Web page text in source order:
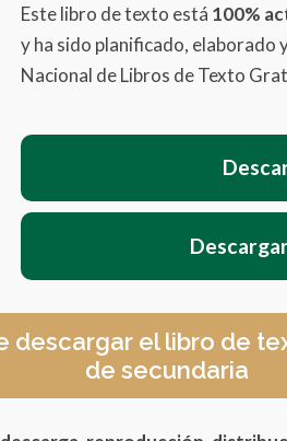
Este libro de texto está 100%
y ha sido planificado,
Nacional de Libros de Texto
descargar el libro de
de secundaria